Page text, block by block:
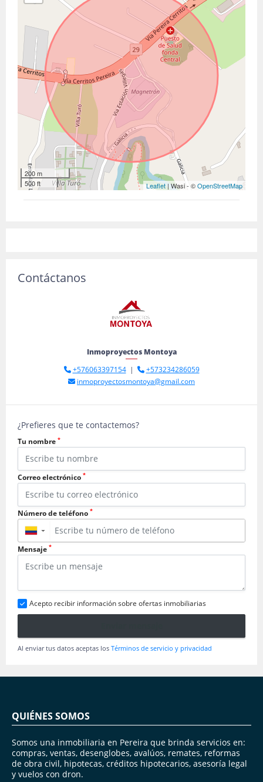
200 m
500 ft
Leaflet | Wasi - ©OpenStreetMap
Contáctanos
Inmoproyectos Montoya
+576063397154|
+573234286059
inmoproyectosmontoya@gmail.com
¿Prefieres que te contactemos?
Tu nombre *
Correo electrónico *
Número de teléfono *
▼
Mensaje *
Acepto recibir información sobre ofertas inmobiliarias
Al enviar tus datos aceptas los Términos de servicio y privacidad
QUIÉNES SOMOS
Somos una inmobiliaria en Pereira que brinda servicios en:
compras, ventas, desenglobes, avalúos, remates, reformas
de obra civil, hipotecas, créditos hipotecarios, asesoría legal
y vuelos con dron.